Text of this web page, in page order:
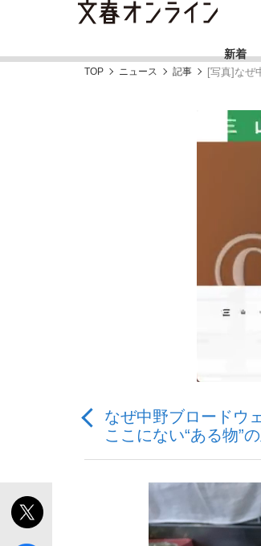
新着
「敗因分析は一切聞か
キングの誕生を、目撃
TOP ニュース 記事 [写真]なぜ
なぜ中野ブロードウ
ここにない“ある物”